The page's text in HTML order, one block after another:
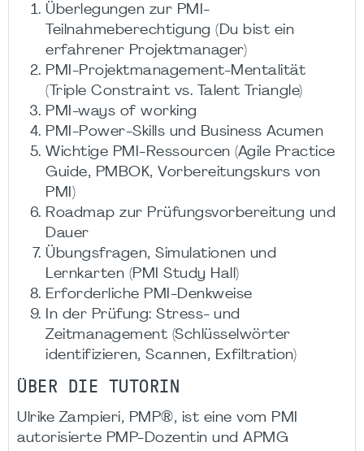
Überlegungen zur PMI-
Teilnahmeberechtigung (Du bist ein
erfahrener Projektmanager)
PMI-Projektmanagement-Mentalität
(Triple Constraint vs. Talent Triangle)
PMI-ways of working
PMI-Power-Skills und Business Acumen
Wichtige PMI-Ressourcen (Agile Practice
Guide, PMBOK, Vorbereitungskurs von
PMI)
Roadmap zur Prüfungsvorbereitung und
Dauer
Übungsfragen, Simulationen und
Lernkarten (PMI Study Hall)
Erforderliche PMI-Denkweise
In der Prüfung: Stress- und
Zeitmanagement (Schlüsselwörter
identifizieren, Scannen, Exfiltration)
ÜBER DIE TUTORIN
Ulrike Zampieri, PMP®, ist eine vom PMI
autorisierte PMP-Dozentin und APMG